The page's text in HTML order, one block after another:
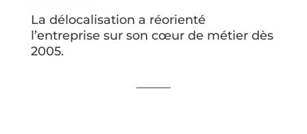
La délocalisation a réorienté
l’entreprise sur son cœur de métier dès
2005.